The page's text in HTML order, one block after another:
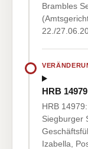
Brambles
22./
HRB 14979
HRB
Siegburger
Izabella,